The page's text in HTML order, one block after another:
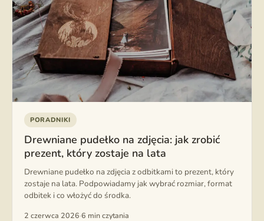
PORADNIKI
Drewniane pudełko na zdjęcia: jak zrobić
prezent, który zostaje na lata
Drewniane pudełko na zdjęcia z odbitkami to prezent, który
zostaje na lata. Podpowiadamy jak wybrać rozmiar, format
odbitek i co włożyć do środka.
2 czerwca 2026·6 min czytania